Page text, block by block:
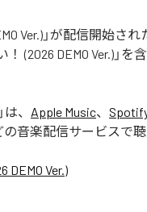
Ver.)」が配信開始さ
(2026 DEMO Ver.)」を
」は、 Apple Music、
の音楽配信サービスで
Ver.)